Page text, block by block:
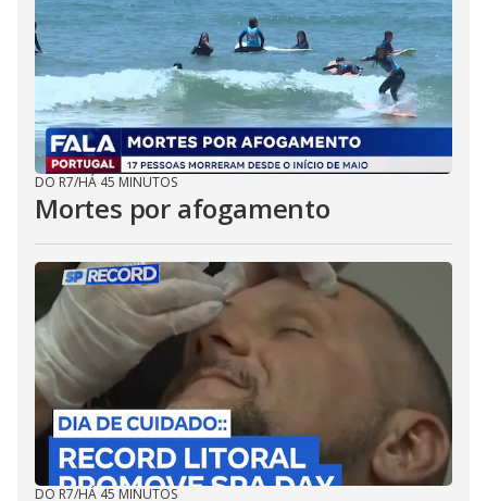
DO R7/HÁ 45 MINUTOS
Mortes por afogamento
DO R7/HÁ 45 MINUTOS